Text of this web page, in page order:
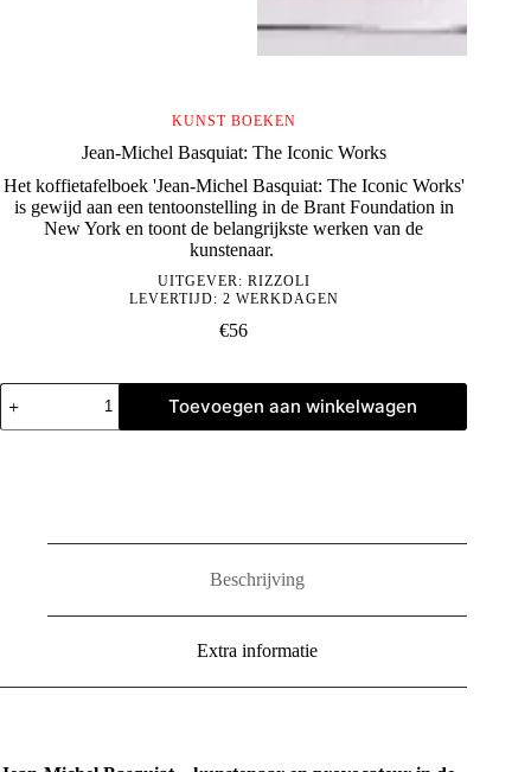
KUNST BOEKEN
Jean-Michel Basquiat: The Iconic Works
Het koffietafelboek 'Jean-Michel Basquiat: The Iconic Works'
is gewijd aan een tentoonstelling in de Brant Foundation in
New York en toont de belangrijkste werken van de
kunstenaar.
UITGEVER: RIZZOLI
LEVERTIJD: 2 WERKDAGEN
€56
Jean-
Michel
Basquiat:
Toevoegen aan winkelwagen
Beschrijving
Extra informatie